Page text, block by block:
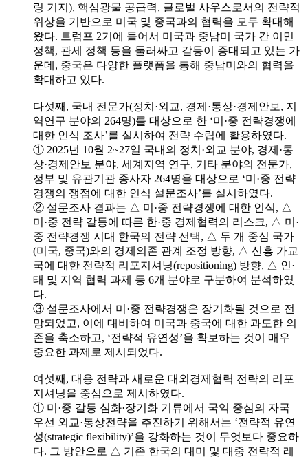
링 기지), 핵심광물 공급력, 글로벌 사우스로서의 전략적
위상을 기반으로 미국 및 중국과의 협력을 모두 확대해
왔다. 트럼프 2기에 들어서 미국과 중남미 국가 간 이민
정책, 관세 정책 등을 둘러싸고 갈등이 증대되고 있는 가
운데, 중국은 다양한 플랫폼을 통해 중남미와의 협력을
확대하고 있다.
다섯째, 국내 전문가(정치·외교, 경제·통상·경제안보, 지
역연구 분야의 264명)를 대상으로 한 ‘미·중 전략경쟁에
대한 인식 조사’를 실시하여 전략 수립에 활용하였다.
① 2025년 10월 2~27일 국내의 정치·외교 분야, 경제·통
상·경제안보 분야, 세계지역 연구, 기타 분야의 전문가,
정부 및 유관기관 종사자 264명을 대상으로 ‘미·중 전략
경쟁의 쟁점에 대한 인식 설문조사’를 실시하였다.
② 설문조사 결과는 △ 미·중 전략경쟁에 대한 인식, △
미·중 전략 갈등에 따른 한·중 경제협력의 리스크, △ 미·
중 전략경쟁 시대 한국의 전략 선택, △ 두 개 중심 국가
(미국, 중국)와의 경제의존 관계 조정 방향, △ 신흥 가교
국에 대한 전략적 리포지셔닝(repositioning) 방향, △ 인·
태 및 지역 협력 과제 등 6개 분야로 구분하여 분석하였
다.
③ 설문조사에서 미·중 전략경쟁은 장기화될 것으로 전
망되었고, 이에 대비하여 미국과 중국에 대한 과도한 의
존을 축소하고, ‘전략적 유연성’을 확보하는 것이 매우
중요한 과제로 제시되었다.
여섯째, 대응 전략과 새로운 대외경제협력 전략의 리포
지셔닝을 중심으로 제시하였다.
① 미·중 갈등 심화·장기화 기류에서 국익 중심의 자국
우선 외교·통상전략을 추진하기 위해서는 ‘전략적 유연
성(strategic flexibility)’을 강화하는 것이 무엇보다 중요하
다. 그 방안으로 △ 기존 한국의 대미 및 대중 전략적 레